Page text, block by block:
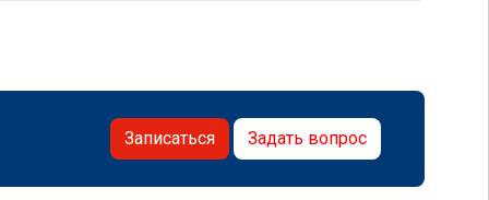
Записаться Задать вопрос